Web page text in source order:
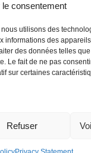
le consentement
utilisons des
informations des
des données telles
Le fait de ne pas
sur certaines
Refuser